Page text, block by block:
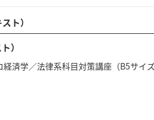
ト）
）
済学／法律系科目対策講座（B5サイズ